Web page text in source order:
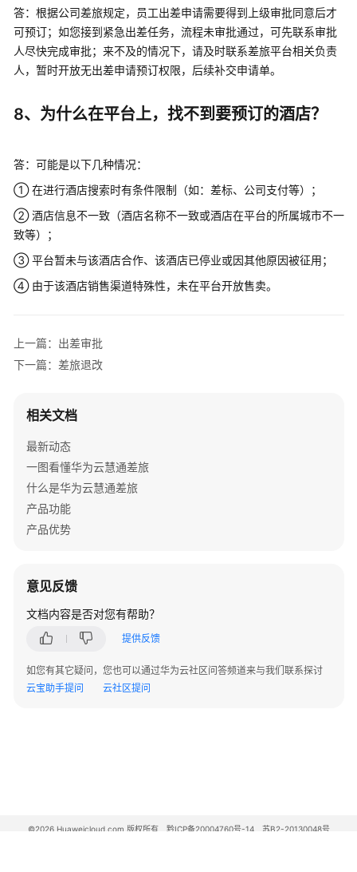
题
出
差
审
批
预
订
退
改
用
报
其
他
热
题
国
际
行
注
合
答：根据公司差旅规定，员工出差申请需要得到上级审批同意后才
可预订；如您接到紧急出差任务，流程未审批通过，可先联系审批
人尽快完成审批；来不及的情况下，请及时联系差旅平台相关负责
人，暂时开放无出差申请预订权限，后续补交申请单。
8、为什么在平台上，找不到要预订的酒店？
答：可能是以下几种情况：
① 在进行酒店搜索时有条件限制（如：差标、公司支付等）；
② 酒店信息不一致（酒店名称不一致或酒店在平台的所属城市不一
致等）；
③ 平台暂未与该酒店合作、该酒店已停业或因其他原因被征用；
④ 由于该酒店销售渠道特殊性，未在平台开放售卖。
上一篇：出差审批
下一篇：差旅退改
相关文档
最新动态
一图看懂华为云慧通差旅
什么是华为云慧通差旅
产品功能
产品优势
意见反馈
文档内容是否对您有帮助？
提供反馈
如您有其它疑问，您也可以通过华为云社区问答频道来与我们联系探讨
云宝助手提问
云社区提问
©2026 Huaweicloud.com 版权所有 黔ICP备20004760号-14
苏B2-20130048号